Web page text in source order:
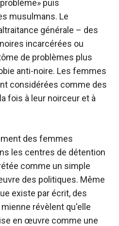
puis
musulmans. Le
générale – des
incarcérées ou
de problèmes plus
anti-noire. Les femmes
considérées comme des
fois à leur noirceur et à
des femmes
les centres de détention
comme un simple
des politiques. Même
existe par écrit, des
révèlent qu'elle
en œuvre comme une